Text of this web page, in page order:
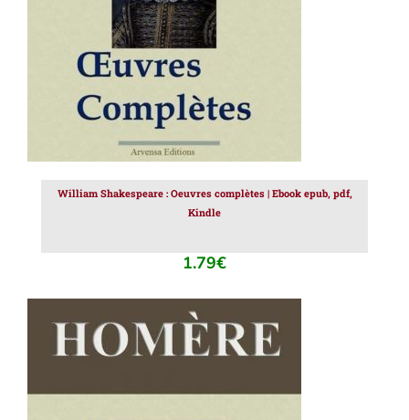
William Shakespeare : Oeuvres complètes | Ebook epub, pdf,
Kindle
1.79€